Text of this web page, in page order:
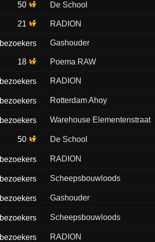
50 De School
21 RADION
Gashouder
18 Poema RAW
RADION
Rotterdam Ahoy
Warehouse Elementenstraat
50 De School
RADION
Scheepsbouwloods
Gashouder
Scheepsbouwloods
RADION